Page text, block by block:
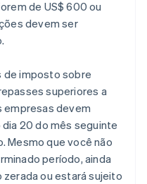
de US$ 600 ou
devem ser
de imposto sobre
superiores a
empresas devem
20 do mês seguinte
Mesmo que você não
período, ainda
zerada ou estará sujeito